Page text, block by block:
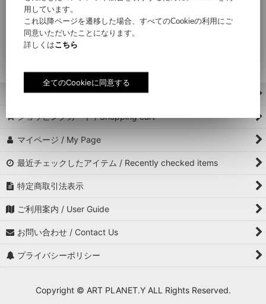
絞り込む
KANGOL × TADANORI
ホーム / Home
ショッピングカート / Shopping cart
マイページ / My Page
最近チェックしたアイテム / Recently checked items
特定商取引法表示
ご利用案内 / User Guide
お問い合わせ / Contact Us
プライバシーポリシー
Copyright © ART PLANET.Y ALL Rights Reserved.
用しています。
これ以降ページを遷移した場合、すべてのCookieの利用にご
同意いただいたことになります。
詳しくはこちら